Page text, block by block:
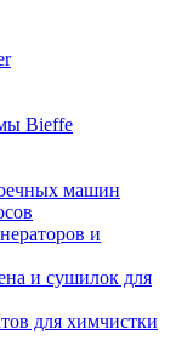
Bieffe
машин
и
и сушилок для
для химчистки